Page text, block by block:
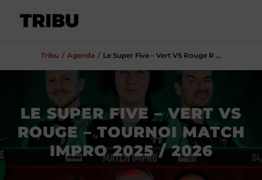
Tribu Agenda Le Super Five – Vert VS Rouge R ...
LE SUPER FIVE – VERT VS
ROUGE – TOURNOI MATCH
IMPRO 2025 / 2026